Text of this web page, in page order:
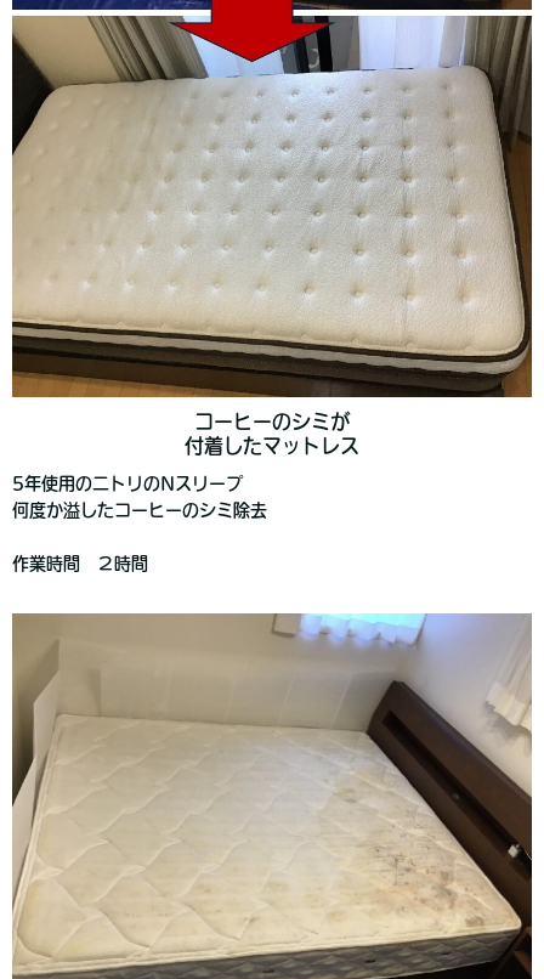
コーヒーのシミが
付着したマットレス
5年使用のニトリのNスリープ
何度か溢したコーヒーのシミ除去
作業時間 ２時間